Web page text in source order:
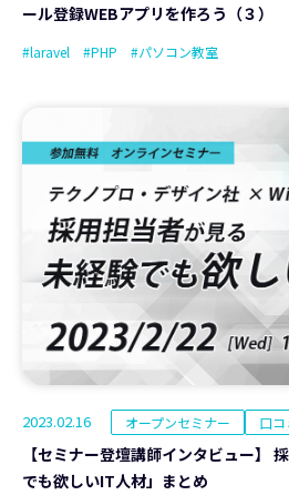
ール登録WEBアプリを作ろう（３）
#laravel #PHP #パソコン教室
2023.02.16 オープンセミナー 口
【セミナー登壇講師インタビュー】
でも欲しいIT人材」まとめ